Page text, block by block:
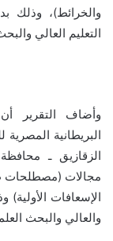
والخرائط)، وذلك
التعليم العالي
وأضاف التقرير
الزقازيق ـ
مجالات (مصطلحات
الإسعافات
والعالي والبحث